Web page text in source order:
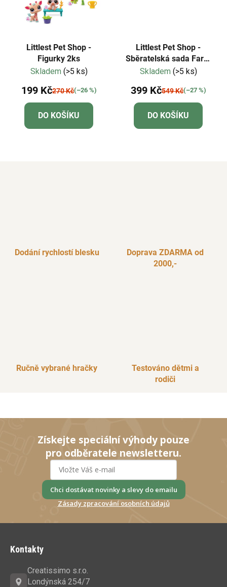
Littlest Pet Shop -
Figurky 2ks
Skladem (>5 ks)
199 Kč270 Kč(–26 %)
DO KOŠÍKU
Littlest Pet Shop -
Sběratelská sada Farm
Besties
Skladem (>5 ks)
399 Kč549 Kč(–27 %)
DO KOŠÍKU
Dodání rychlostí blesku
Doprava ZDARMA od
2000,-
Ručně vybrané hračky
Testováno dětmi a
rodiči
Získejte speciální výhody pouze
pro odběratele newsletteru.
Chci dostávat novinky a slevy do emailu
Zásady zpracování osobních údajů
Kontakty
Creatissimo s.r.o.
Londýnská 254/7